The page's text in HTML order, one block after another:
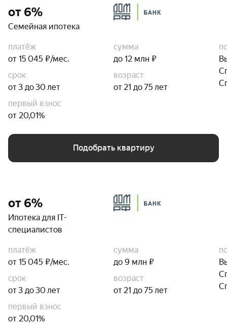
от 6%
Семейная ипотека
платёж
от 15 045 ₽/мес.
сумма
до 12 млн ₽
срок
от 3 до 30 лет
возраст
от 21 до 75 лет
первый взнос
от 20,01%
Подобрать квартиру
от 6%
Ипотека для IT-
специалистов
платёж
от 15 045 ₽/мес.
сумма
до 9 млн ₽
срок
от 3 до 30 лет
возраст
от 21 до 75 лет
первый взнос
от 20,01%